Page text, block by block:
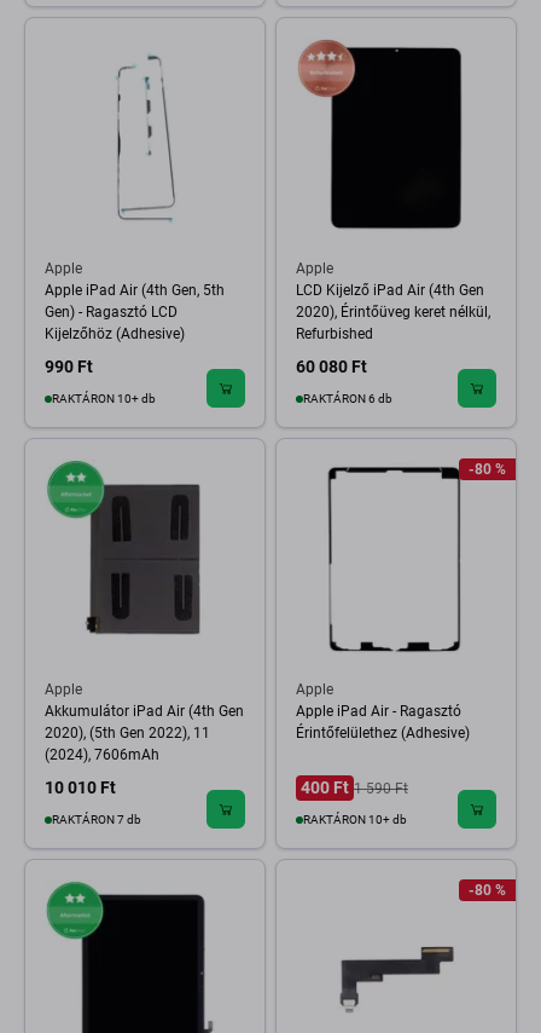
Apple
Apple iPad Air (4th Gen, 5th
Gen) - Ragasztó LCD
Kijelzőhöz (Adhesive)
990 Ft
RAKTÁRON 10+ db
Apple
LCD Kijelző iPad Air (4th Gen
2020), Érintőüveg keret nélkül,
Refurbished
60 080 Ft
RAKTÁRON 6 db
Apple
Akkumulátor iPad Air (4th Gen
2020), (5th Gen 2022), 11
(2024), 7606mAh
10 010 Ft
RAKTÁRON 7 db
-80 %
Apple
Apple iPad Air - Ragasztó
Érintőfelülethez (Adhesive)
400 Ft 1 590 Ft
RAKTÁRON 10+ db
-80 %